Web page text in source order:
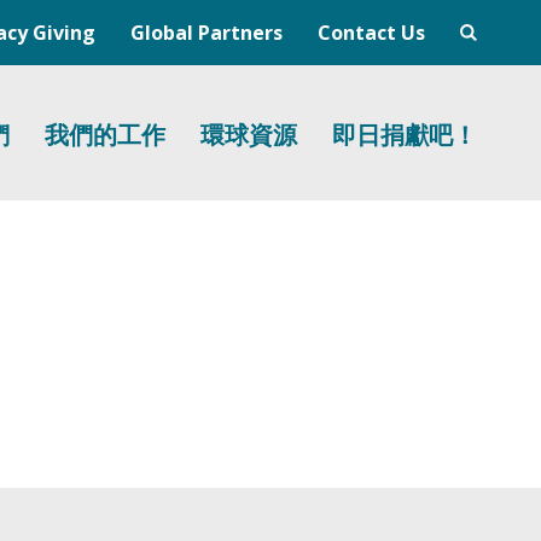
Giving Global Partners Contact Us
我們的工作 環球資源 即日捐獻吧！